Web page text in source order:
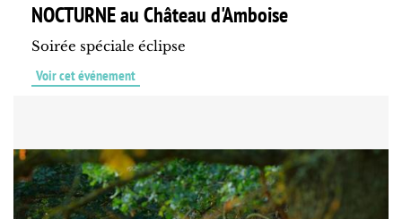
NOCTURNE au Château d'Amboise
Soirée spéciale éclipse
Voir cet événement